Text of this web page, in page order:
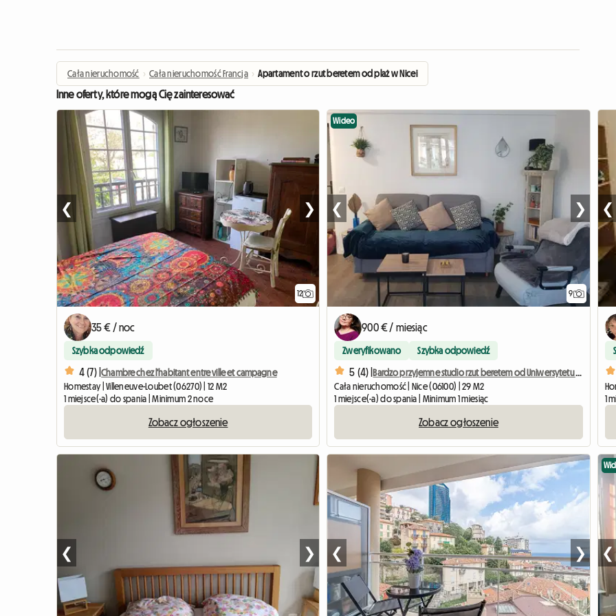
Cała nieruchomość › Cała nieruchomość Francja › Apartament o rzut beretem od plaż w Nicei
Inne oferty, które mogą Cię zainteresować
12
❮ ❯
35 € / noc
Szybka odpowiedź
4 (7) |Chambre chez l'habitant entre ville et campagne
Homestay | Villeneuve-Loubet (06270) | 12 M2
1 miejsce(-a) do spania | Minimum 2 noce
Zobacz ogłoszenie
9
Wideo
❮ ❯
900 € / miesiąc
Zweryfikowano Szybka odpowiedź
5 (4) |
Bardzo przyjemne studio rzut beretem od Uniwersytetu Valrose
Cała nieruchomość | Nice (06100) | 29 M2
1 miejsce(-a) do spania | Minimum 1 miesiąc
Zobacz ogłoszenie
❮
1
❮ ❯ ❮ ❯ ❮